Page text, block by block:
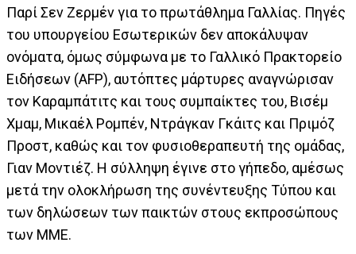
Παρί Σεν Ζερμέν για το πρωτάθλημα Γαλλίας. Πηγές
του υπουργείου Εσωτερικών δεν αποκάλυψαν
ονόματα, όμως σύμφωνα με το Γαλλικό Πρακτορείο
Ειδήσεων (AFP), αυτόπτες μάρτυρες αναγνώρισαν
τον Καραμπάτιτς και τους συμπαίκτες του, Βισέμ
Χμαμ, Μικαέλ Ρομπέν, Ντράγκαν Γκάιτς και Πριμόζ
Προστ, καθώς και τον φυσιοθεραπευτή της ομάδας,
Γιαν Μοντιέζ. Η σύλληψη έγινε στο γήπεδο, αμέσως
μετά την ολοκλήρωση της συνέντευξης Τύπου και
των δηλώσεων των παικτών στους εκπροσώπους
των ΜΜΕ.